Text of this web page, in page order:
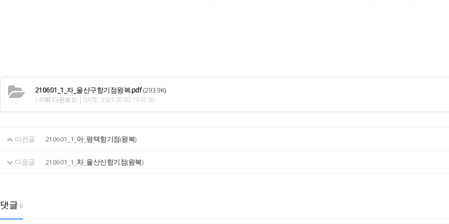
210601_1_자_울산구항기점왕복.pdf(293.9K)
149회 다운로드 | DATE : 2021-07-02 19:41:36
이전글 210601_1_아_평택항기점(왕복)
다음글 210601_1_차_울산신항기점(왕복)
댓글 0